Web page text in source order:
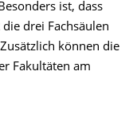
ist, dass
drei Fachsäulen
können die
Fakultäten am